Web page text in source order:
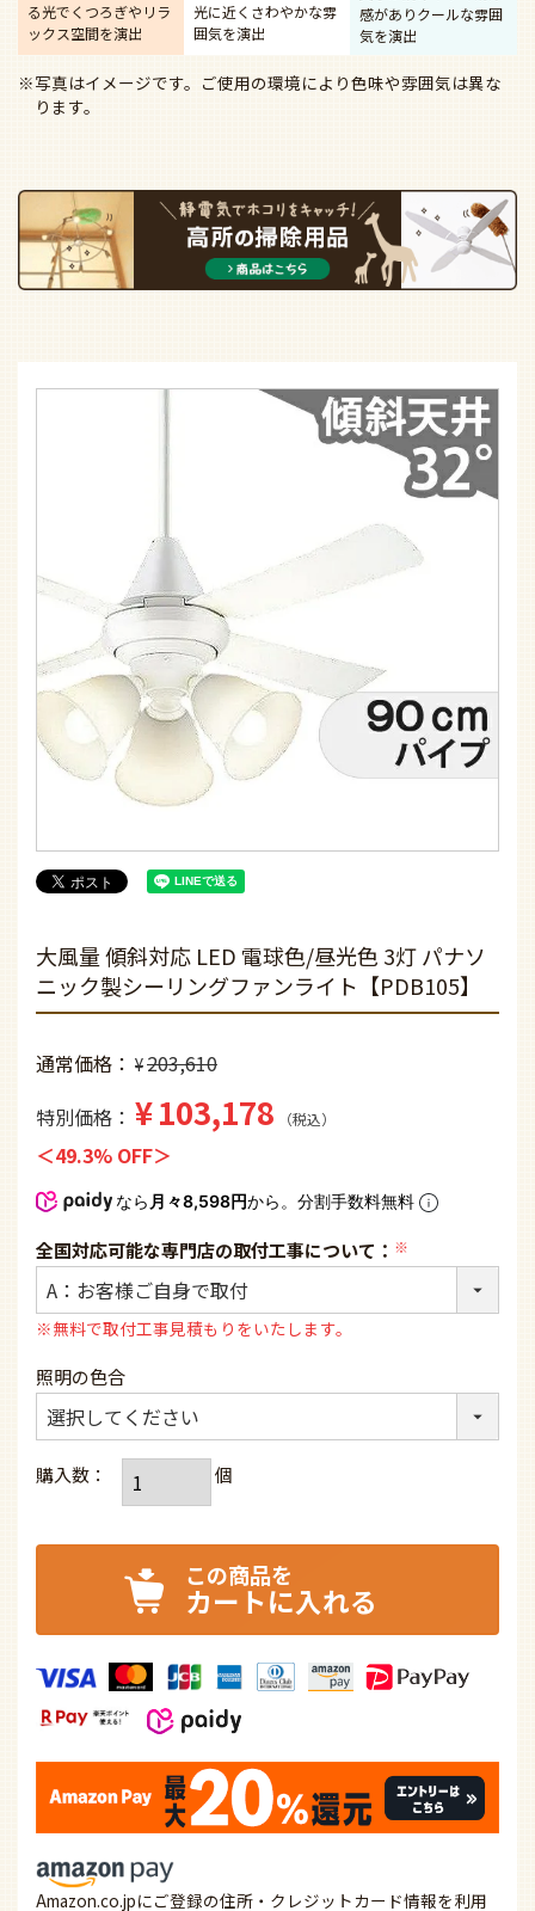
る光でくつろぎやリラ
ックス空間を演出
光に近く さわやかな雰
囲気を演出
感がありクールな雰囲
気を演出
※写真はイメージです。ご使用の環境により色味や雰囲気は異な
ります。
大風量 傾斜対応 LED 電球色/昼光色 3灯 パナソ
ニック製シーリングファンライト【PDB105】
通常価格 ¥203,610
特別価格
¥103,178 税込
49.3% OFF
なら 月々8,598円から。分割手数料無料
全国対応可能な専門店の取付工事について：
(必
※無料で取付工事見積もりをいたします。
照明の色合
カートに入れる
Amazon.co.jpにご登録の住所・クレジットカード情報を利用